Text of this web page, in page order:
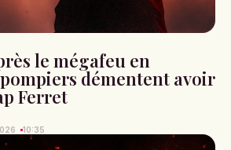
le mégafeu en
démentent avoir
Ferret
10:35